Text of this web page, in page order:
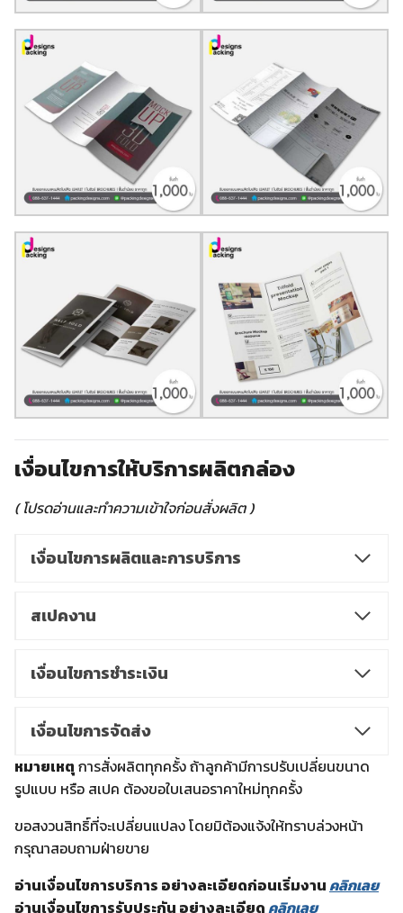
เงื่อนไขการให้บริการผลิตกล่อง
( โปรดอ่านและทำความเข้าใจก่อนสั่งผลิต )
เงื่อนไขการผลิตและการบริการ
สเปคงาน
เงื่อนไขการชำระเงิน
เงื่อนไขการจัดส่ง
หมายเหตุ การสั่งผลิตทุกครั้ง ถ้าลูกค้ามีการปรับเปลี่ยนขนาด
รูปแบบ หรือ สเปค ต้องขอใบเสนอราคาใหม่ทุกครั้ง
ขอสงวนสิทธิ์ที่จะเปลี่ยนแปลง โดยมิต้องแจ้งให้ทราบล่วงหน้า
กรุณาสอบถามฝ่ายขาย
อ่านเงื่อนไขการบริการ อย่างละเอียดก่อนเริ่มงานคลิกเลย
อ่านเงื่อนไขการรับประกัน อย่างละเอียดคลิกเลย